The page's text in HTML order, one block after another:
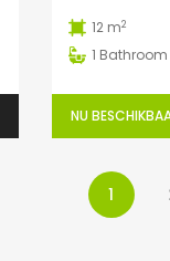
12 m2
1 Bathroom
NU
1